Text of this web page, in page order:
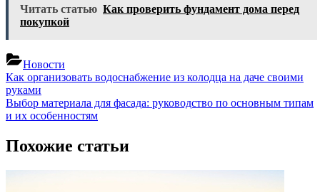
Читать статью Как проверить фундамент дома перед
покупкой
Новости
Навигация
по
записям
Previous
Post:
Как организовать водоснабжение из колодца на даче своими
руками
Next
Post:
Выбор материала для фасада: руководство по основным типам
и их особенностям
Похожие статьи